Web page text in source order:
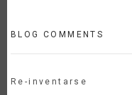
BLOG COMMENTS
Re-inventarse